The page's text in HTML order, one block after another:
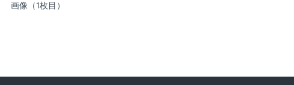
画像（1枚目）